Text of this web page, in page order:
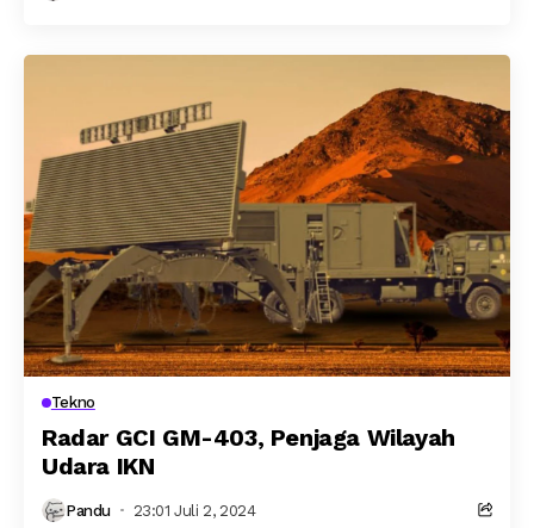
Tekno
Radar GCI GM-403, Penjaga Wilayah
Udara IKN
Pandu 23:01 Juli 2, 2024